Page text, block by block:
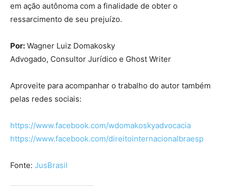
em ação autônoma com a finalidade de obter o
ressarcimento de seu prejuízo.
Por: Wagner Luiz Domakosky
Advogado, Consultor Jurídico e Ghost Writer
Aproveite para acompanhar o trabalho do autor também
pelas redes sociais:
https://www.facebook.com/wdomakoskyadvocacia
https://www.facebook.com/direitointernacionalbraesp
Fonte: JusBrasil